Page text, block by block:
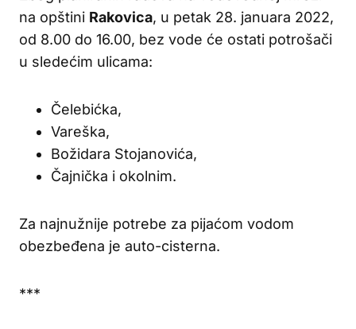
na opštini Rakovica, u petak 28. januara 2022,
od 8.00 do 16.00, bez vode će ostati potrošači
u sledećim ulicama:
Čelebićka,
Vareška,
Božidara Stojanovića,
Čajnička i okolnim.
Za najnužnije potrebe za pijaćom vodom
obezbeđena je auto-cisterna.
***